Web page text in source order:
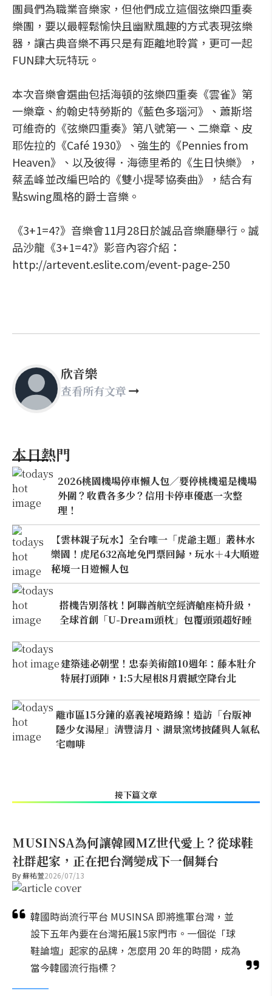
團員們為職業音樂家，但他們成立這個弦樂四重奏
樂團，要以最輕鬆愉快且幽默風趣的方式表現弦樂
器，讓古典音樂不再只是有距離地聆賞，更可一起
FUN肆大玩特玩。
本次音樂會選曲包括海頓的弦樂四重奏《雲雀》第
一樂章、約翰史特勞斯的《藍色多瑙河》、蕭斯塔
可維奇的《弦樂四重奏》第八號第一、二樂章、皮
耶佐拉的《Café 1930》、強生的《Pennies from
Heaven》、以及彼得．海德里希的《生日快樂》，
蔡孟峰並改編巴哈的《雙小提琴協奏曲》，結合有
點swing風格的爵士音樂。
《3+1=4?》音樂會11月28日於誠品音樂廳舉行。誠
品沙龍《3+1=4?》影音內容介紹：
http://artevent.eslite.com/event-page-250
欣音樂
查看所有文章
本日熱門
2026桃園機場停車懶人包／要停桃機還是機場
外圍？收費各多少？信用卡停車優惠一次整
理！
【雲林親子玩水】全台唯一「虎爺主題」叢林水
樂園！虎尾632高地免門票回歸，玩水＋4大順遊
秘境一日遊懶人包
搭機告別落枕！阿聯酋航空經濟艙座椅升級，
全球首創「U-Dream頭枕」包覆頭頸超好睡
建築迷必朝聖！忠泰美術館10週年：藤本壯介
特展打頭陣，1:5大屋根8月震撼空降台北
離市區15分鐘的嘉義祕境路線！造訪「台版神
隱少女湯屋」清豐濤月、湖景窯烤披薩與人氣私
宅咖啡
接下篇文章
MUSINSA為何讓韓國MZ世代愛上？從球鞋
社群起家，正在把台灣變成下一個舞台
By蘇祐萱2026/07/13
韓國時尚流行平台 MUSINSA 即將進軍台灣，並
設下五年內要在台灣拓展15家門市。一個從「球
鞋論壇」起家的品牌，怎麼用 20 年的時間，成為
當今韓國流行指標？